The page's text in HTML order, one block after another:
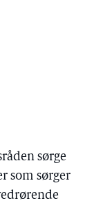
sørge
som sørger